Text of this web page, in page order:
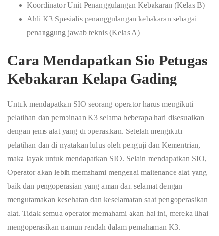
Koordinator Unit Penanggulangan Kebakaran (Kelas B)
Ahli K3 Spesialis penanggulangan kebakaran sebagai
penanggung jawab teknis (Kelas A)
Cara Mendapatkan Sio Petugas
Kebakaran Kelapa Gading
Untuk mendapatkan SIO seorang operator harus mengikuti
pelatihan dan pembinaan K3 selama beberapa hari disesuaikan
dengan jenis alat yang di operasikan. Setelah mengikuti
pelatihan dan di nyatakan lulus oleh penguji dan Kementrian,
maka layak untuk mendapatkan SIO. Selain mendapatkan SIO,
Operator akan lebih memahami mengenai maitenance alat yang
baik dan pengoperasian yang aman dan selamat dengan
mengutamakan kesehatan dan keselamatan saat pengoperasikan
alat. Tidak semua operator memahami akan hal ini, mereka lihai
mengoperasikan namun rendah dalam pemahaman K3.